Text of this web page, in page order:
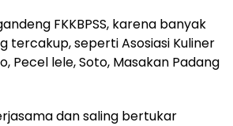
FKKBPSS, karena banyak
tercakup, seperti Asosiasi Kuliner
Pecel lele, Soto, Masakan Padang
dan saling bertukar